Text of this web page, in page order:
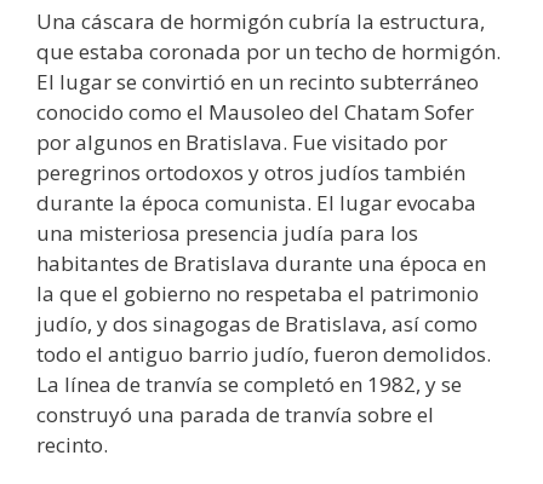
Una cáscara de hormigón cubría la estructura,
que estaba coronada por un techo de hormigón.
El lugar se convirtió en un recinto subterráneo
conocido como el Mausoleo del Chatam Sofer
por algunos en Bratislava. Fue visitado por
peregrinos ortodoxos y otros judíos también
durante la época comunista. El lugar evocaba
una misteriosa presencia judía para los
habitantes de Bratislava durante una época en
la que el gobierno no respetaba el patrimonio
judío, y dos sinagogas de Bratislava, así como
todo el antiguo barrio judío, fueron demolidos.
La línea de tranvía se completó en 1982, y se
construyó una parada de tranvía sobre el
recinto.